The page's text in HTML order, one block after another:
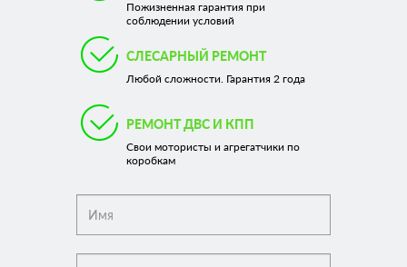
Пожизненная гарантия при
соблюдении условий
СЛЕСАРНЫЙ РЕМОНТ
Любой сложности. Гарантия 2 года
РЕМОНТ ДВС И КПП
Свои мотористы и агрегатчики по
коробкам